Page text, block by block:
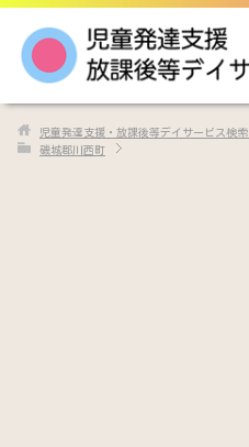
児童発達支援・放課後等デイサービス検索
磯城郡川西町